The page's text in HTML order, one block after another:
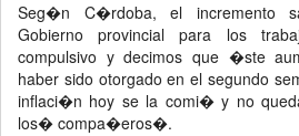
Seg�n C�rdoba, el incremento
Gobierno provincial para los
compulsivo y decimos que �ste
haber sido otorgado en el segundo
inflaci�n hoy se la comi� y no
los� compa�eros�.